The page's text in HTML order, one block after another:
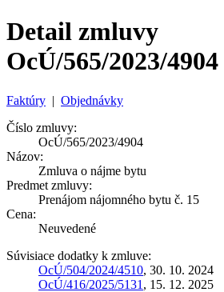
Detail zmluvy
OcÚ/565/2023/4904
Faktúry | Objednávky
Číslo zmluvy:
OcÚ/565/2023/4904
Názov:
Zmluva o nájme bytu
Predmet zmluvy:
Prenájom nájomného bytu č. 15
Cena:
Neuvedené
Súvisiace dodatky k zmluve:
OcÚ/504/2024/4510, 30. 10. 2024
OcÚ/416/2025/5131 , 15. 12. 2025